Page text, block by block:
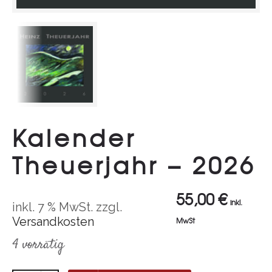
Kalender
Theuerjahr – 2026
inkl. 7 % MwSt. zzgl.
Versandkosten
55,00€ inkl.
MwSt
4 vorrätig